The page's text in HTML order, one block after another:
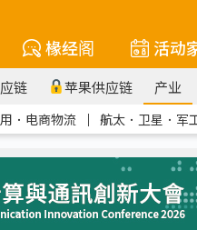
椽经阁 活动
链 苹果供应链 产业
．电商物流 ｜ 航太．卫星．军